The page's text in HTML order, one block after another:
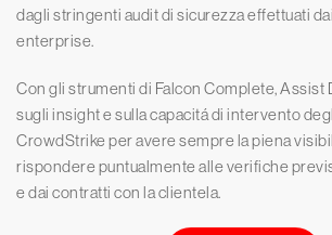
dagli stringenti audit di sicurezza effettuati
enterprise.
Con gli strumenti di Falcon Complete, Assist
sugli insight e sulla capacitá di intervento
CrowdStrike per avere sempre la piena
rispondere puntualmente alle verifiche
e dai contratti con la clientela.